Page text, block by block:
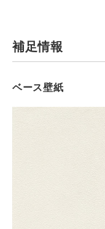
補足情報
ベース壁紙